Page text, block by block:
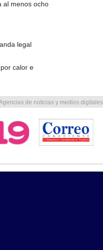
al menos ocho
legal
calor e
de noticias y medios digitales